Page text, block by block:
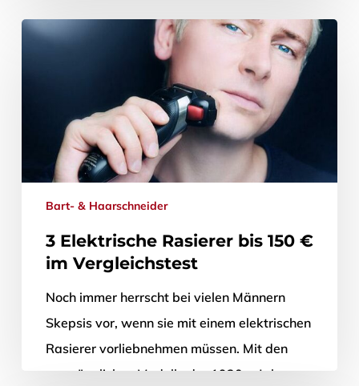
Höhlenmalereien nachweisen lässt.…
Bart- & Haarschneider
3 Elektrische Rasierer bis 150 €
im Vergleichstest
Noch immer herrscht bei vielen Männern
Skepsis vor, wenn sie mit einem elektrischen
Rasierer vorliebnehmen müssen. Mit den
ursprünglichen Modelle der 1930er Jahre